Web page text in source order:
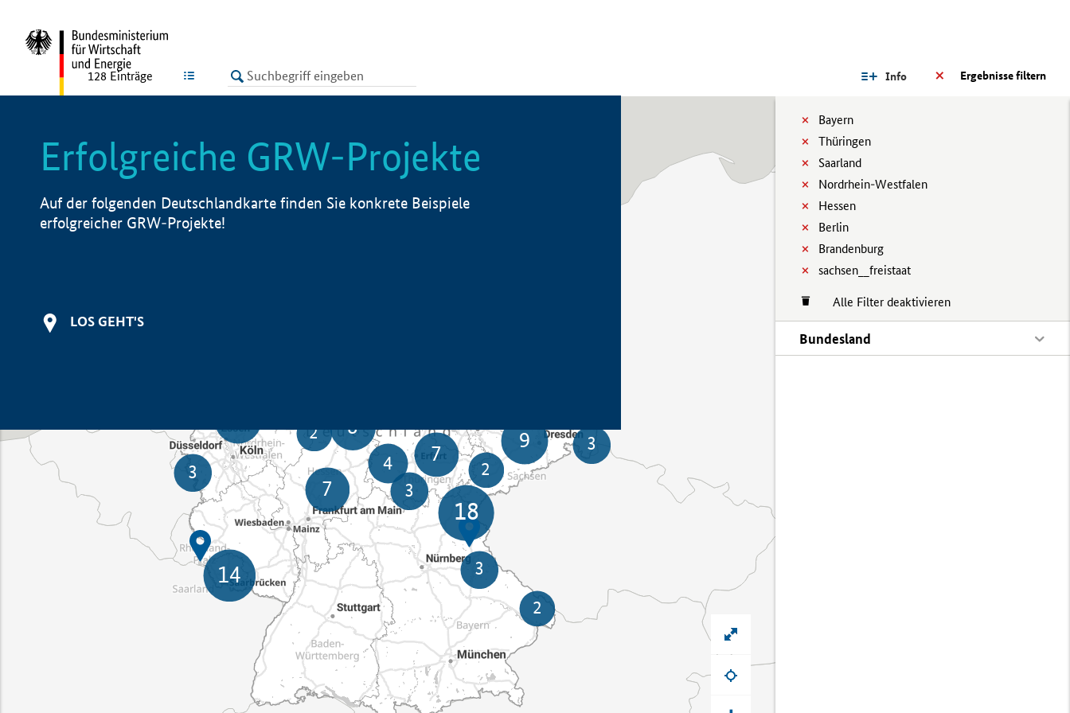
LISTE Ergebnisse filtern
Info
Bayern
Thüringen
Saarland
Nordrhein-Westfalen
Hessen
Berlin
Brandenburg
sachsen__freistaat
Alle Filter deaktivieren
Bundesland
128 Einträge
Erfolgreiche GRW-Projekte
Auf der folgenden Deutschlandkarte finden Sie konkrete Beispiele
erfolgreicher GRW-Projekte!
LOS GEHT'S